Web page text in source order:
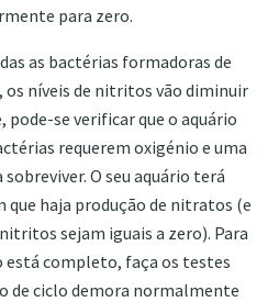
para zero.
as bactérias formadoras de
níveis de nitritos vão diminuir
pode-se verificar que o aquário
requerem oxigénio e uma
O seu aquário terá
que haja produção de nitratos (e
sejam iguais a zero). Para
está completo, faça os testes
de ciclo demora normalmente